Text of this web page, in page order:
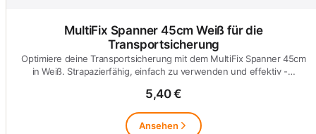
MultiFix Spanner 45cm Weiß für die
Transportsicherung
Optimiere deine Transportsicherung mit dem MultiFix Spanner 45cm
in Weiß. Strapazierfähig, einfach zu verwenden und effektiv -…
5,40 €
Ansehen